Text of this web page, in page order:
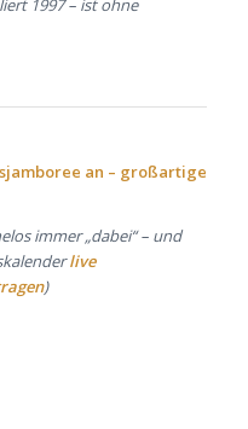
1997 – ist ohne
an – großartige
immer „dabei“ – und
live
)